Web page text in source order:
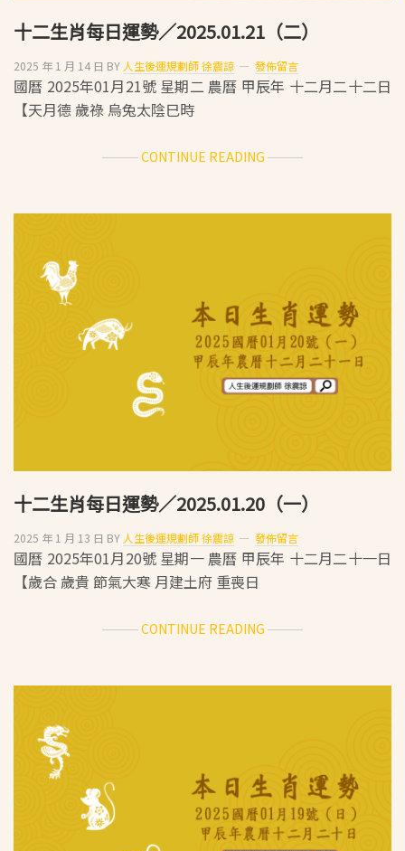
十二生肖每日運勢／2025.01.21（二）
2025 年 1 月 14 日 BY 人生後運規劃師 徐震諒 發佈留言
國曆 2025年01月21號 星期二 農曆 甲辰年 十二月二十二日
【天月德 歲祿 烏兔太陰巳時
CONTINUE READING ABOUT
生
勢
／
2025.01.21（二）
十二生肖每日運勢／2025.01.20（一）
2025 年 1 月 13 日 BY 人生後運規劃師 徐震諒 發佈留言
國曆 2025年01月20號 星期一 農曆 甲辰年 十二月二十一日
【歲合 歲貴 節氣大寒 月建土府 重喪日
CONTINUE READING ABOUT
生
勢
／
2025.01.20（一）